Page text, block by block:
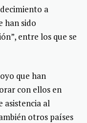
a
han sido
entre los que se
que han
con ellos en
asistencia al
otros países